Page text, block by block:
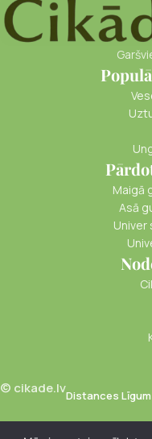
Maigā
Asā
Univer
© cikade.lvDistances